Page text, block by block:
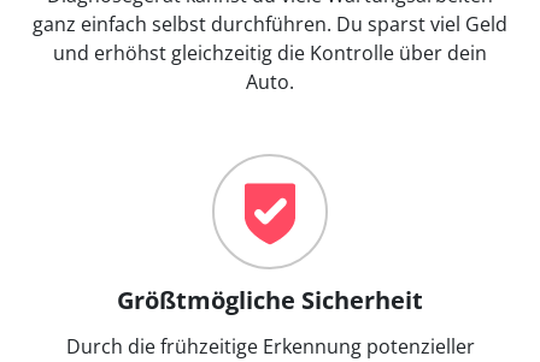
ganz einfach selbst durchführen. Du sparst viel Geld
und erhöhst gleichzeitig die Kontrolle über dein
Auto.
Größtmögliche Sicherheit
Durch die frühzeitige Erkennung potenzieller